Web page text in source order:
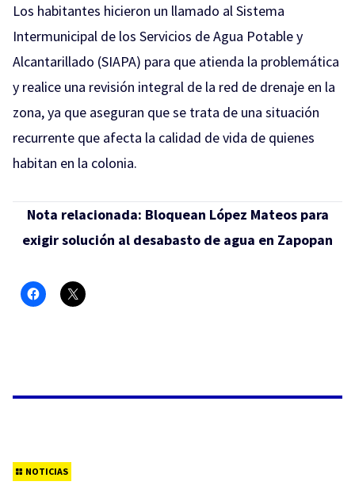
Los habitantes hicieron un llamado al Sistema
Intermunicipal de los Servicios de Agua Potable y
Alcantarillado (SIAPA) para que atienda la problemática
y realice una revisión integral de la red de drenaje en la
zona, ya que aseguran que se trata de una situación
recurrente que afecta la calidad de vida de quienes
habitan en la colonia.
Nota relacionada: Bloquean López Mateos para
exigir solución al desabasto de agua en Zapopan
NOTICIAS